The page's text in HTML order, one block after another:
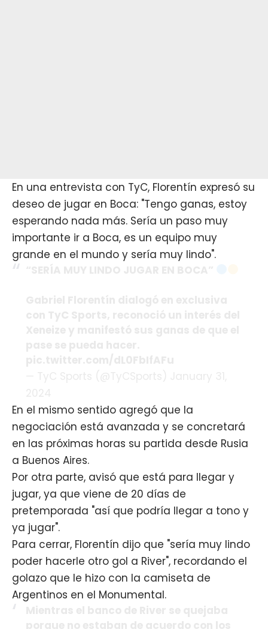
En una entrevista con TyC, Florentín expresó su
deseo de jugar en Boca: "Tengo ganas, estoy
esperando nada más. Sería un paso muy
importante ir a Boca, es un equipo muy
grande en el mundo y sería muy lindo".
En el mismo sentido agregó que la
negociación está avanzada y se concretará
en las próximas horas su partida desde Rusia
a Buenos Aires.
Por otra parte, avisó que está para llegar y
jugar, ya que viene de 20 días de
pretemporada "así que podría llegar a tono y
ya jugar".
Para cerrar, Florentín dijo que "sería muy lindo
poder hacerle otro gol a River", recordando el
golazo que le hizo con la camiseta de
Argentinos en el Monumental.